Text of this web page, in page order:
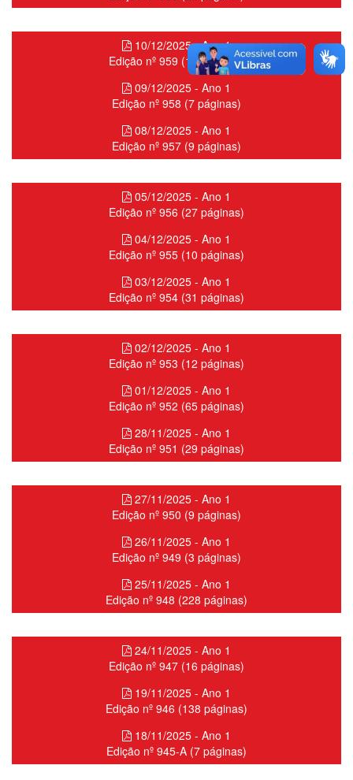
10/12/2025 - Ano 1
Edição nº 959 (15 páginas)
09/12/2025 - Ano 1
Edição nº 958 (7 páginas)
08/12/2025 - Ano 1
Edição nº 957 (9 páginas)
05/12/2025 - Ano 1
Edição nº 956 (27 páginas)
04/12/2025 - Ano 1
Edição nº 955 (10 páginas)
03/12/2025 - Ano 1
Edição nº 954 (31 páginas)
02/12/2025 - Ano 1
Edição nº 953 (12 páginas)
01/12/2025 - Ano 1
Edição nº 952 (65 páginas)
28/11/2025 - Ano 1
Edição nº 951 (29 páginas)
27/11/2025 - Ano 1
Edição nº 950 (9 páginas)
26/11/2025 - Ano 1
Edição nº 949 (3 páginas)
25/11/2025 - Ano 1
Edição nº 948 (228 páginas)
24/11/2025 - Ano 1
Edição nº 947 (16 páginas)
19/11/2025 - Ano 1
Edição nº 946 (138 páginas)
18/11/2025 - Ano 1
Edição nº 945-A (7 páginas)